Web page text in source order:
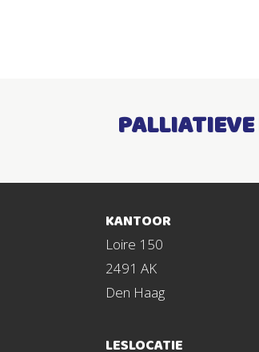
KANTOOR
Loire 150
2491 AK
Den Haag
LESLOCATIE